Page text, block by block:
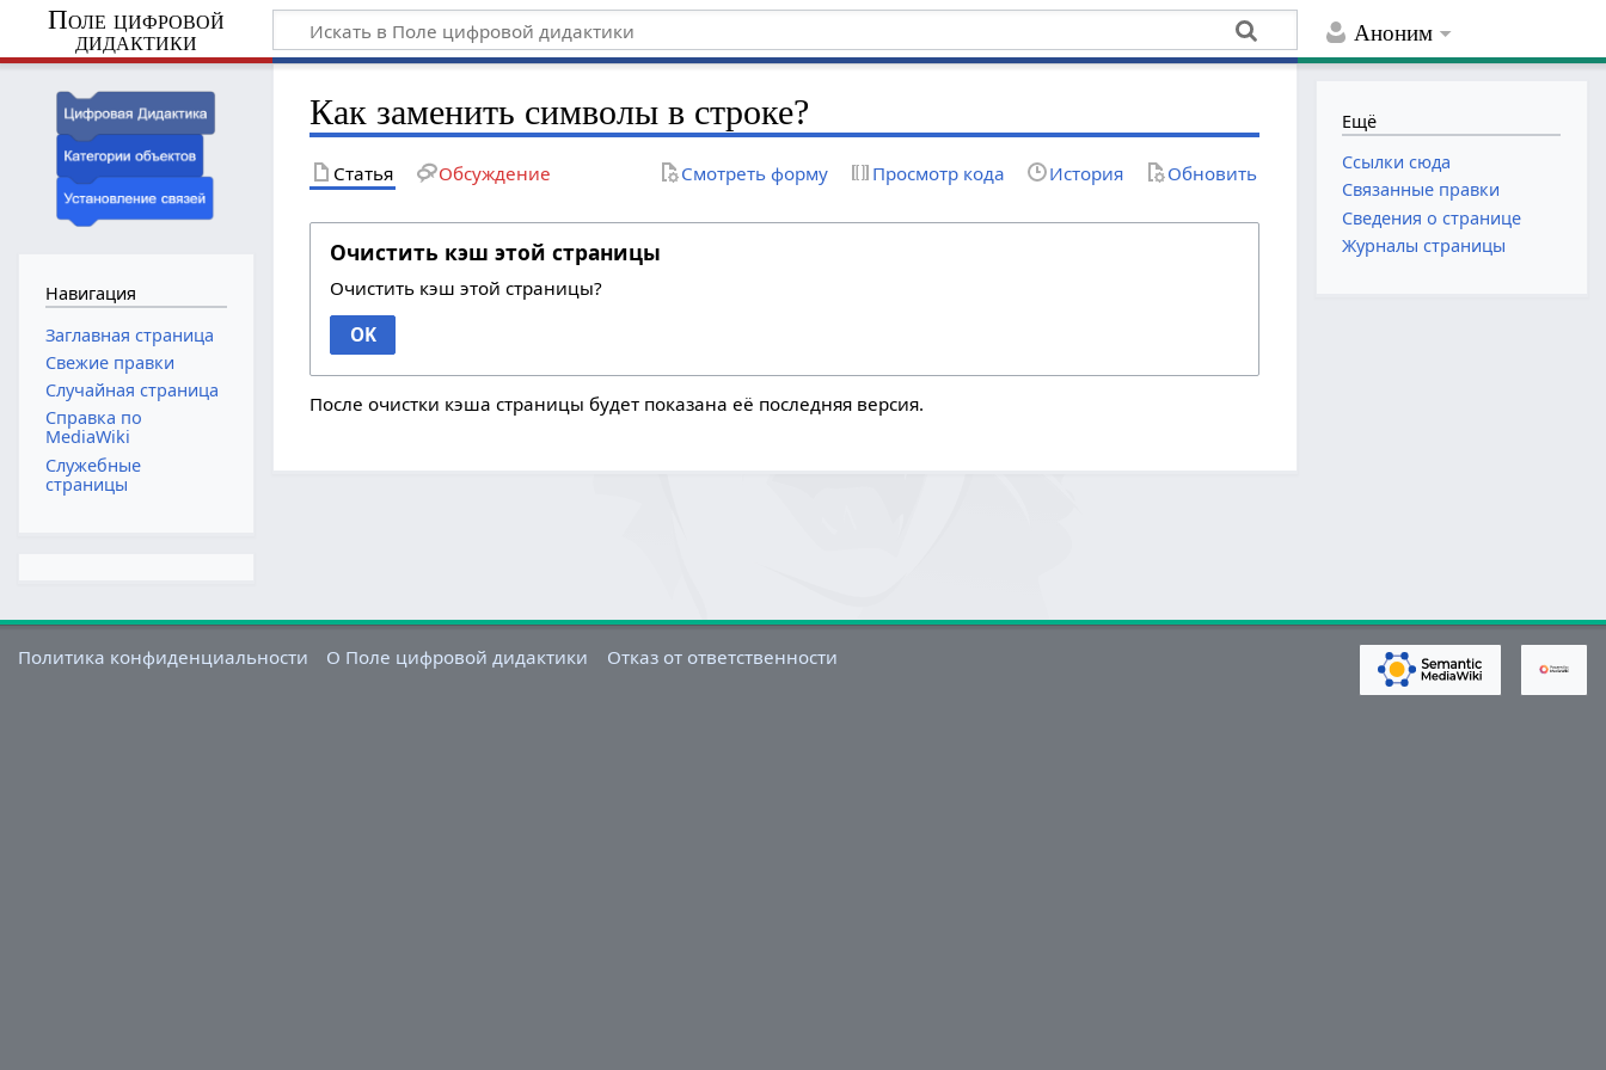
Аноним
Поле цифровой
дидактики
Как заменить символы в строке?
Статья Обсуждение Смотреть форму Просмотр кода История Обновить
Очистить кэш этой страницы
Очистить кэш этой страницы?
OK
После очистки кэша страницы будет показана её последняя версия.
Навигация
Заглавная страница
Свежие правки
Случайная страница
Справка по
MediaWiki
Служебные
страницы
Ещё
Ссылки сюда
Связанные правки
Сведения о странице
Журналы страницы
Политика конфиденциальности О Поле цифровой дидактики Отказ от ответственности